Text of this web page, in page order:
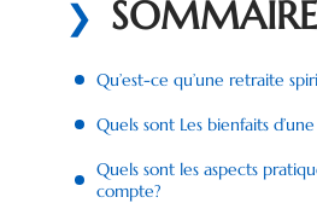
SOMMAIRE
Qu’est-ce qu’une retraite
Quels sont Les bienfaits
Quels sont les aspects
compte?